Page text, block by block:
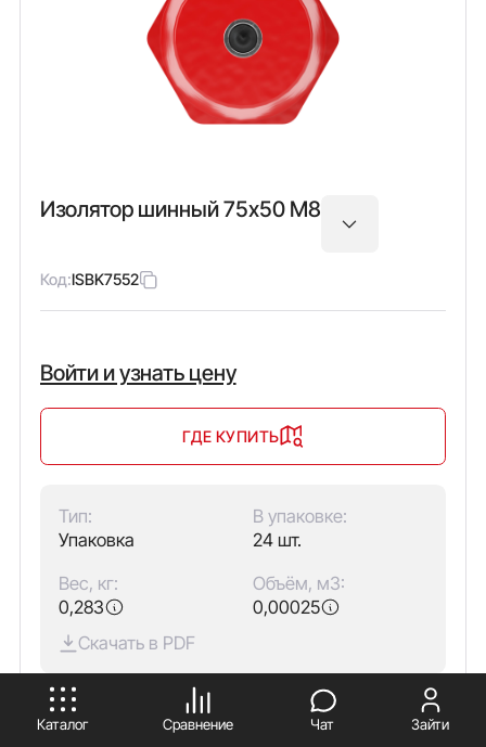
Изолятор шинный 75х50 М8
Код:ISBK7552
Войти и узнать цену
ГДЕ КУПИТЬ
Тип:
Упаковка
В упаковке:
24 шт.
Вес, кг:
0,283
Объём, м3:
0,00025
Скачать в PDF
Количество полюсов:
Тип изделия:
Изолятор шинный типа "бочонок"
Каталог Сравнение Чат Зайти
ПРИНИМАЮ